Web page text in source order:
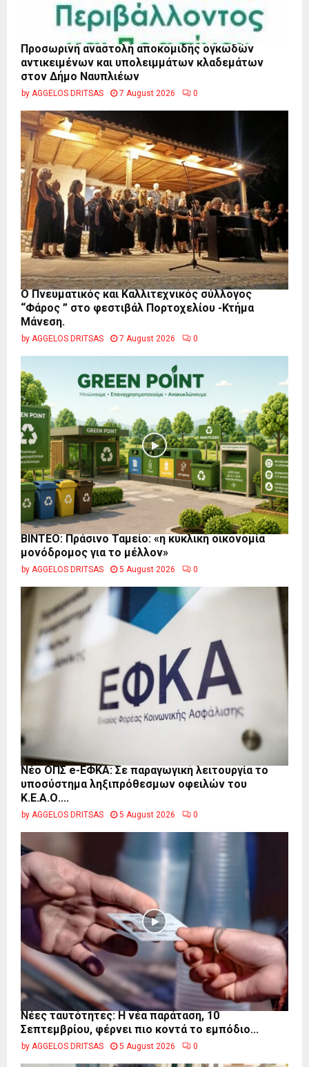
Προσωρινή αναστολή αποκομιδής ογκωδών
αντικειμένων και υπολειμμάτων κλαδεμάτων
στον Δήμο Ναυπλιέων
by AGGELOS DRITSAS 7 August 2026 0
Ο Πνευματικός και Καλλιτεχνικός σύλλογος
“Φάρος ” στο φεστιβάλ Πορτοχελίου -Κτήμα
Μάνεση.
by AGGELOS DRITSAS 7 August 2026 0
BINTEO: Πράσινο Ταμείο: «η κυκλική οικονομία
μονόδρομος για το μέλλον»
by AGGELOS DRITSAS 5 August 2026 0
Νέο ΟΠΣ e-ΕΦΚΑ: Σε παραγωγική λειτουργία το
υποσύστημα ληξιπρόθεσμων οφειλών του
Κ.Ε.Α.Ο....
by AGGELOS DRITSAS 5 August 2026 0
Νέες ταυτότητες: Η νέα παράταση, 10
Σεπτεμβρίου, φέρνει πιο κοντά το εμπόδιο...
by AGGELOS DRITSAS 5 August 2026 0